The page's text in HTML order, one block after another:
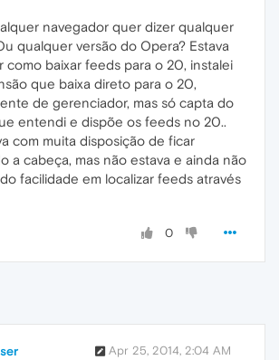
navegador quer dizer qualquer
qualquer versão do Opera? Estava
como baixar feeds para o 20, instalei
que baixa direto para o 20,
de gerenciador, mas só capta do
entendi e dispõe os feeds no 20..
com muita disposição de ficar
a cabeça, mas não estava e ainda não
facilidade em localizar feeds através
0
Apr 25, 2014, 2:04 AM